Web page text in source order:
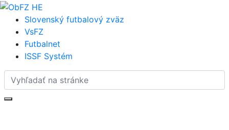
Slovenský futbalový zväz
VsFZ
Futbalnet
ISSF Systém